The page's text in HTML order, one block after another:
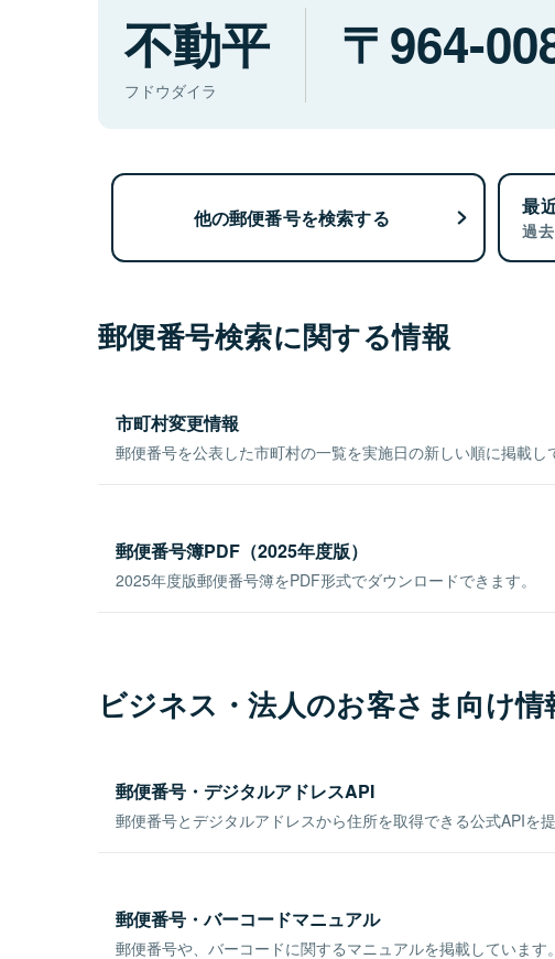
不動平
フドウダイラ
964-
他の郵便番号を検索する 最
過
郵便番号検索に関する情報
市町村変更情報
郵便番号を公表した市町村の一覧を実施日の新しい順に掲載し
郵便番号簿PDF（2025年度版）
2025年度版郵便番号簿をPDF形式でダウンロードできます。
ビジネス・法人のお客さま向け情
郵便番号・デジタルアドレスAPI
郵便番号とデジタルアドレスから住所を取得できる公式APIを提
郵便番号・バーコードマニュアル
郵便番号や、バーコードに関するマニュアルを掲載しています。